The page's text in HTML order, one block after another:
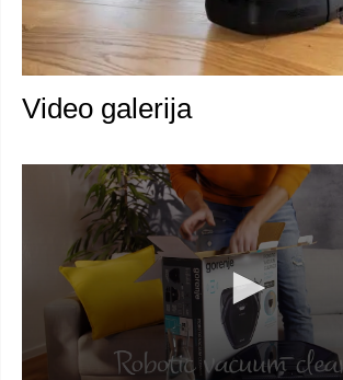
Video galerija